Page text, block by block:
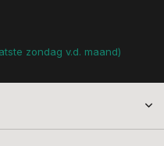
zondag v.d. maand)